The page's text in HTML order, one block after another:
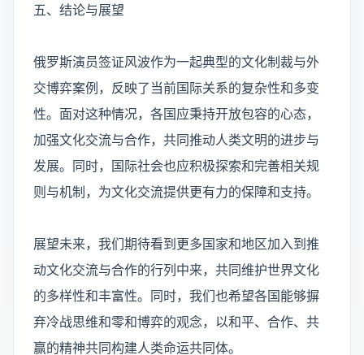
五、结论与展望
俄罗斯演员签证风波作为一起典型的文化制裁与外
交博弈案例，反映了当前国际关系的复杂性和多变
性。面对这种情况，各国应秉持开放包容的心态，
加强文化交流与合作，共同推动人类文明的进步与
发展。同时，国际社会也应积极探索和完善相关规
则与机制，为文化交流提供更有力的保障和支持。
展望未来，我们期待看到更多国家和地区加入到推
动文化交流与合作的行列中来，共同维护世界文化
的多样性和丰富性。同时，我们也希望各国能够摒
弃冷战思维和零和博弈的观念，以和平、合作、共
赢的精神共同构建人类命运共同体。